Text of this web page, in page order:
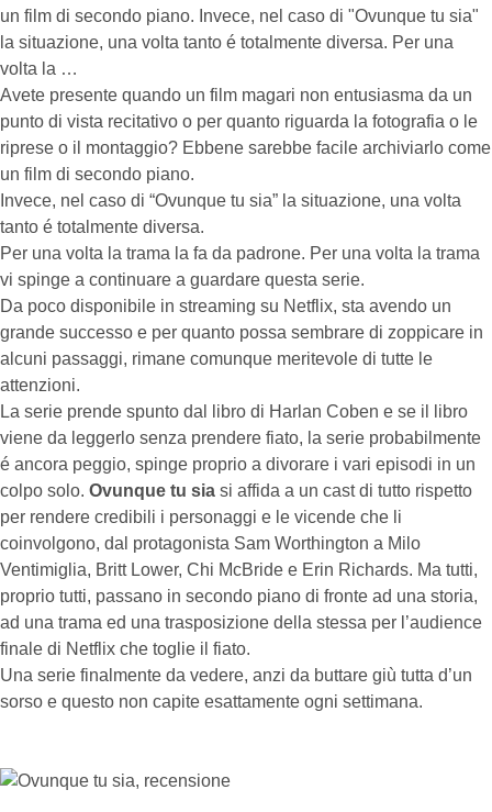
un film di secondo piano. Invece, nel caso di "Ovunque tu sia"
la situazione, una volta tanto é totalmente diversa. Per una
volta la …
Avete presente quando un film magari non entusiasma da un
punto di vista recitativo o per quanto riguarda la fotografia o le
riprese o il montaggio? Ebbene sarebbe facile archiviarlo come
un film di secondo piano.
Invece, nel caso di “Ovunque tu sia” la situazione, una volta
tanto é totalmente diversa.
Per una volta la trama la fa da padrone. Per una volta la trama
vi spinge a continuare a guardare questa serie.
Da poco disponibile in streaming su Netflix, sta avendo un
grande successo e per quanto possa sembrare di zoppicare in
alcuni passaggi, rimane comunque meritevole di tutte le
attenzioni.
La serie prende spunto dal libro di Harlan Coben e se il libro
viene da leggerlo senza prendere fiato, la serie probabilmente
é ancora peggio, spinge proprio a divorare i vari episodi in un
colpo solo. Ovunque tu sia si affida a un cast di tutto rispetto
per rendere credibili i personaggi e le vicende che li
coinvolgono, dal protagonista Sam Worthington a Milo
Ventimiglia, Britt Lower, Chi McBride e Erin Richards. Ma tutti,
proprio tutti, passano in secondo piano di fronte ad una storia,
ad una trama ed una trasposizione della stessa per l’audience
finale di Netflix che toglie il fiato.
Una serie finalmente da vedere, anzi da buttare giù tutta d’un
sorso e questo non capite esattamente ogni settimana.